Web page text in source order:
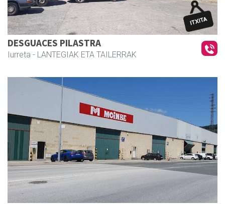
DESGUACES PILASTRA
Iurreta - LANTEGIAK ETA TAILERRAK